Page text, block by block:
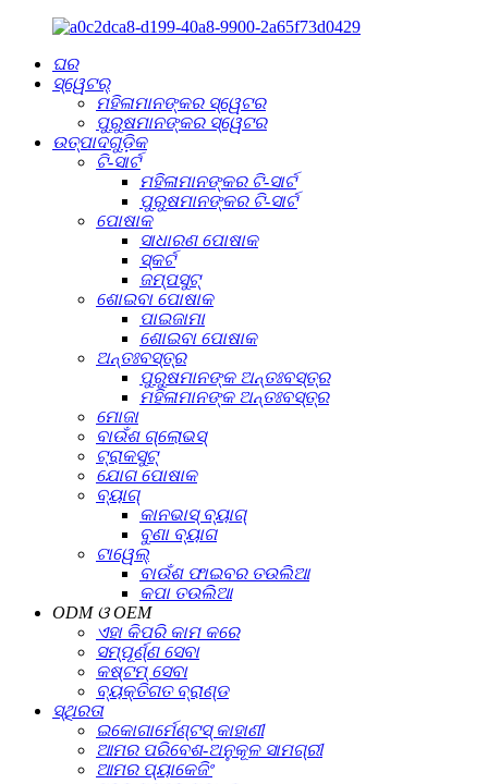
ଘର
ସ୍ୱେଟର୍
ମହିଳାମାନଙ୍କର ସ୍ୱେଟର
ପୁରୁଷମାନଙ୍କର ସ୍ୱେଟର
ଉତ୍ପାଦଗୁଡ଼ିକ
ଟି-ସାର୍ଟ
ମହିଳାମାନଙ୍କର ଟି-ସାର୍ଟ
ପୁରୁଷମାନଙ୍କର ଟି-ସାର୍ଟ
ପୋଷାକ
ସାଧାରଣ ପୋଷାକ
ସ୍କର୍ଟ
ଜମ୍ପସୁଟ୍
ଶୋଇବା ପୋଷାକ
ପାଇଜାମା
ଶୋଇବା ପୋଷାକ
ଅନ୍ତଃବସ୍ତ୍ର
ପୁରୁଷମାନଙ୍କ ଅନ୍ତଃବସ୍ତ୍ର
ମହିଳାମାନଙ୍କ ଅନ୍ତଃବସ୍ତ୍ର
ମୋଜା
ବାଉଁଶ ଗ୍ଲୋଭସ୍
ଟ୍ରାକସୁଟ୍
ଯୋଗ ପୋଷାକ
ବ୍ୟାଗ୍
କାନଭାସ୍ ବ୍ୟାଗ୍
ବୁଣା ବ୍ୟାଗ
ଟାୱେଲ୍
ବାଉଁଶ ଫାଇବର ତଉଲିଆ
କପା ତଉଲିଆ
ODM ଓ OEM
ଏହା କିପରି କାମ କରେ
ସମ୍ପୂର୍ଣ୍ଣ ସେବା
କଷ୍ଟମ୍ ସେବା
ବ୍ୟକ୍ତିଗତ ବ୍ରାଣ୍ଡ
ସ୍ଥିରତା
ଇକୋଗାର୍ମେଣ୍ଟସ୍ କାହାଣୀ
ଆମର ପରିବେଶ-ଅନୁକୂଳ ସାମଗ୍ରୀ
ଆମର ପ୍ୟାକେଜିଂ